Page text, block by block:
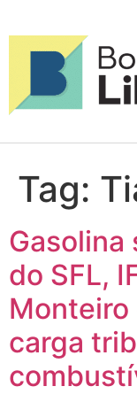
Tag:
Gasolina
do SFL,
Monteiro
carga